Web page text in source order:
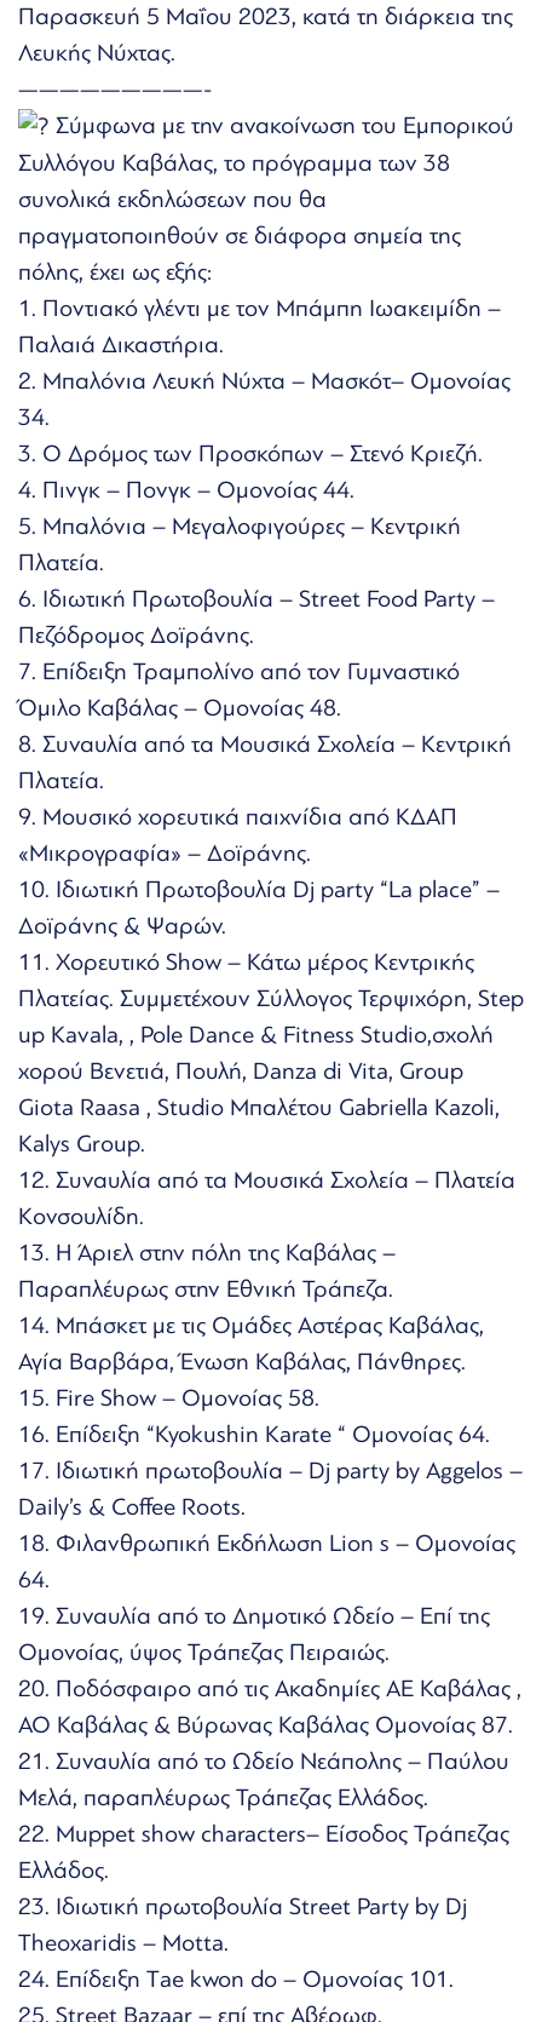
Παρασκευή 5 Μαΐου 2023, κατά τη διάρκεια της
Λευκής Νύχτας.
—————————-
Σύμφωνα με την ανακοίνωση του Εμπορικού
Συλλόγου Καβάλας, το πρόγραμμα των 38
συνολικά εκδηλώσεων που θα
πραγματοποιηθούν σε διάφορα σημεία της
πόλης, έχει ως εξής:
1. Ποντιακό γλέντι με τον Μπάμπη Ιωακειμίδη –
Παλαιά Δικαστήρια.
2. Μπαλόνια Λευκή Νύχτα – Μασκότ– Ομονοίας
34.
3. Ο Δρόμος των Προσκόπων – Στενό Κριεζή.
4. Πινγκ – Πονγκ – Ομονοίας 44.
5. Μπαλόνια – Μεγαλοφιγούρες – Κεντρική
Πλατεία.
6. Ιδιωτική Πρωτοβουλία – Street Food Party –
Πεζόδρομος Δοϊράνης.
7. Επίδειξη Τραμπολίνο από τον Γυμναστικό
Όμιλο Καβάλας – Ομονοίας 48.
8. Συναυλία από τα Μουσικά Σχολεία – Κεντρική
Πλατεία.
9. Μουσικό χορευτικά παιχνίδια από ΚΔΑΠ
«Μικρογραφία» – Δοϊράνης.
10. Ιδιωτική Πρωτοβουλία Dj party “La place” –
Δοϊράνης & Ψαρών.
11. Χορευτικό Show – Κάτω μέρος Κεντρικής
Πλατείας. Συμμετέχουν Σύλλογος Τερψιχόρη, Step
up Kavala, , Pole Dance & Fitness Studio,σχολή
χορού Βενετιά, Πουλή, Danza di Vita, Group
Giota Raasa , Studio Μπαλέτου Gabriella Kazoli,
Kalys Group.
12. Συναυλία από τα Μουσικά Σχολεία – Πλατεία
Κονσουλίδη.
13. Η Άριελ στην πόλη της Καβάλας –
Παραπλέυρως στην Εθνική Τράπεζα.
14. Μπάσκετ με τις Ομάδες Αστέρας Καβάλας,
Αγία Βαρβάρα, Ένωση Καβάλας, Πάνθηρες.
15. Fire Show – Ομονοίας 58.
16. Επίδειξη “Kyokushin Karate “ Ομονοίας 64.
17. Ιδιωτική πρωτοβουλία – Dj party by Aggelos –
Daily’s & Coffee Roots.
18. Φιλανθρωπική Εκδήλωση Lion s – Ομονοίας
64.
19. Συναυλία από το Δημοτικό Ωδείο – Επί της
Ομονοίας, ύψος Τράπεζας Πειραιώς.
20. Ποδόσφαιρο από τις Ακαδημίες ΑΕ Καβάλας ,
ΑΟ Καβάλας & Βύρωνας Καβάλας Ομονοίας 87.
21. Συναυλία από το Ωδείο Νεάπολης – Παύλου
Μελά, παραπλέυρως Τράπεζας Ελλάδος.
22. Muppet show characters– Είσοδος Τράπεζας
Ελλάδος.
23. Ιδιωτική πρωτοβουλία Street Party by Dj
Theoxaridis – Motta.
24. Επίδειξη Τae kwon do – Ομονοίας 101.
25. Street Bazaar – επί της Αβέρωφ.